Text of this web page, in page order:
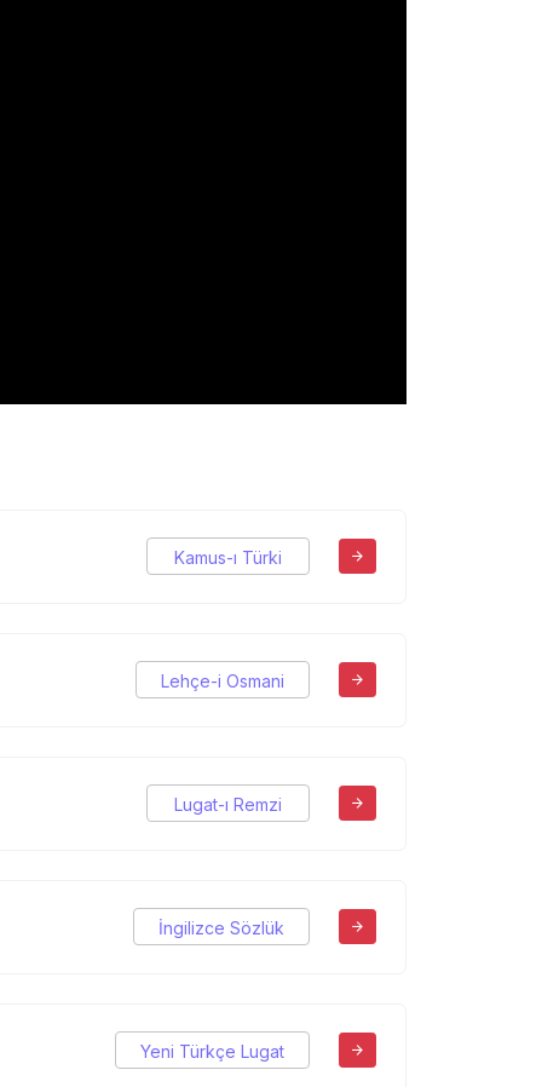
Kamus-ı Türki
Lehçe-i Osmani
Lugat-ı Remzi
İngilizce Sözlük
Yeni Türkçe Lugat